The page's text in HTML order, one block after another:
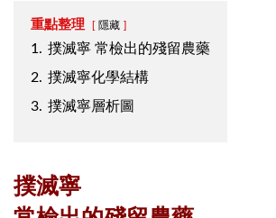
重點整理 隱藏
1. 撲滅寧 常檢出的殘留農藥
2. 撲滅寧化學結構
3. 撲滅寧層析圖
撲滅寧